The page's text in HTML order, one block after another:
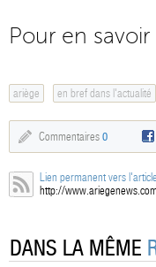
Pour en savoir
ariège en bref dans l'actualité
Commentaires 0
Lien permanent vers
http://
DANS LA MÊME